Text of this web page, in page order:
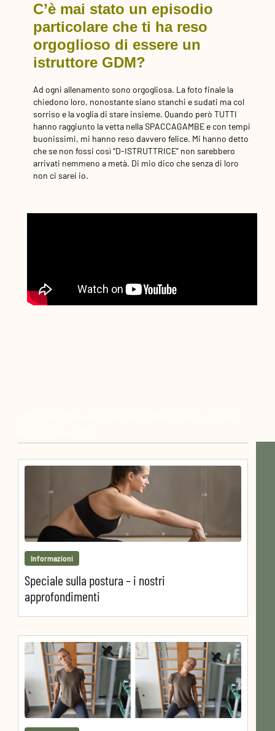
C’è mai stato un episodio
particolare che ti ha reso
orgoglioso di essere un
istruttore GDM?
Ad ogni allenamento sono orgogliosa. La foto finale la
chiedono loro, nonostante siano stanchi e sudati ma col
sorriso e la voglia di stare insieme. Quando però TUTTI
hanno raggiunto la vetta nella SPACCAGAMBE e con tempi
buonissimi, mi hanno reso davvero felice. Mi hanno detto
che se non fossi così “D-ISTRUTTRICE” non sarebbero
arrivati nemmeno a metà. Di mio dico che senza di loro
non ci sarei io.
Informazioni
Speciale sulla postura – i nostri
approfondimenti